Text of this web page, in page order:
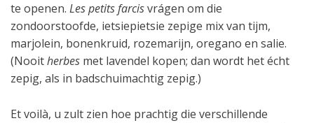
te openen. Les petits farcisvrágen om die
zondoorstoofde, ietsiepietsie zepige mix van tijm,
marjolein, bonenkruid, rozemarijn, oregano en salie.
(Nooitherbes met lavendel kopen; dan wordt het écht
zepig, als in badschuimachtig zepig.)
Et voilà, u zult zien hoe prachtig die verschillende